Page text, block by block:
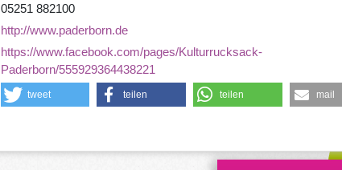
05251 882100
http://www.paderborn.de
https://www.facebook.com/pages/Kulturrucksack-
Paderborn/555929364438221
tweet teilen teilen mail